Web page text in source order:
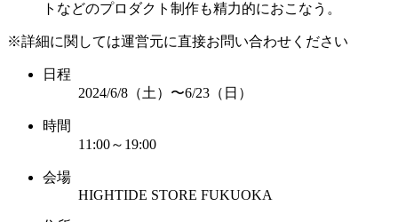
トなどのプロダクト制作も精力的におこなう。
※詳細に関しては運営元に直接お問い合わせください
日程
2024/6/8（土）〜6/23（日）
時間
11:00～19:00
会場
HIGHTIDE STORE FUKUOKA